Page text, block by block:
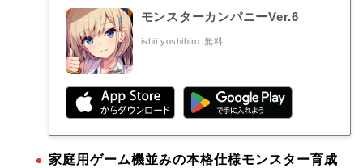
モンスターカンパニーVer.6
ishii yoshihiro 無料
家庭用ゲーム機並みの本格仕様モンスター育成